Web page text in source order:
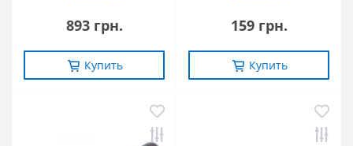
893 грн.
Купить
159 грн.
Купить